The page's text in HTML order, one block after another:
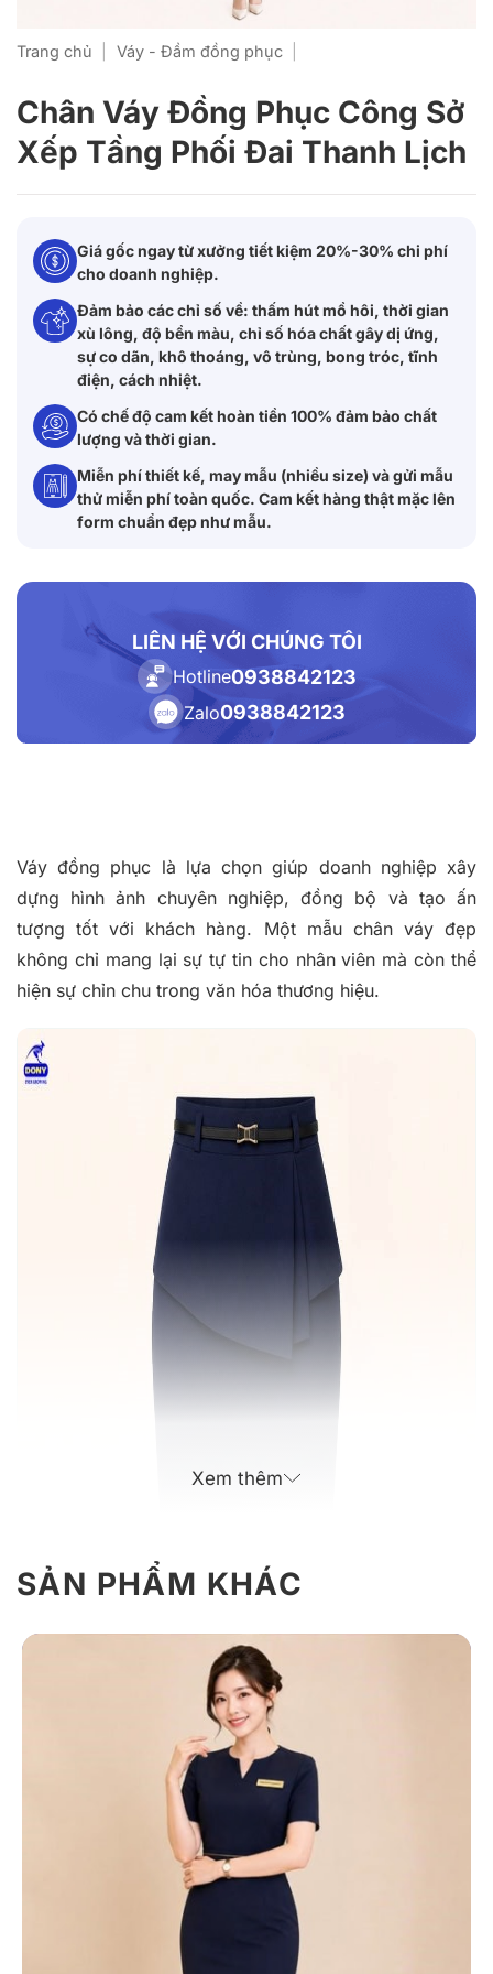
Trang chủ Váy - Đầm đồng phục
Chân Váy Đồng Phục Công Sở
Xếp Tầng Phối Đai Thanh Lịch
Giá gốc ngay từ xưởng tiết kiệm 20%-30% chi phí
cho doanh nghiệp.
Đảm bảo các chỉ số về: thấm hút mồ hôi, thời gian
xù lông, độ bền màu, chỉ số hóa chất gây dị ứng,
sự co dãn, khô thoáng, vô trùng, bong tróc, tĩnh
điện, cách nhiệt.
Có chế độ cam kết hoàn tiền 100% đảm bảo chất
lượng và thời gian.
Miễn phí thiết kế, may mẫu (nhiều size) và gửi mẫu
thử miễn phí toàn quốc. Cam kết hàng thật mặc lên
form chuẩn đẹp như mẫu.
LIÊN HỆ VỚI CHÚNG TÔI
Hotline0938842123
Zalo0938842123
Váy đồng phục là lựa chọn giúp doanh nghiệp xây
dựng hình ảnh chuyên nghiệp, đồng bộ và tạo ấn
tượng tốt với khách hàng. Một mẫu chân váy đẹp
không chỉ mang lại sự tự tin cho nhân viên mà còn thể
hiện sự chỉn chu trong văn hóa thương hiệu.
Mẫu chân váy đồng phục công sở xếp tầng
Giới thiệu chân váy đồng phục xếp
Chân váy đồng phục xếp tầng phối đai là thiết kế
mang phong cách công sở hiện đại, phù hợp với nhân
viên văn phòng, ngân hàng, lễ tân, khách sạn,
showroom và nhiều lĩnh vực dịch vụ khác. Sản phẩm
Xem thêm
SẢN PHẨM KHÁC